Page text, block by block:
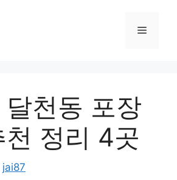
Menu
천동 포장
천 정리 4곳
jai87